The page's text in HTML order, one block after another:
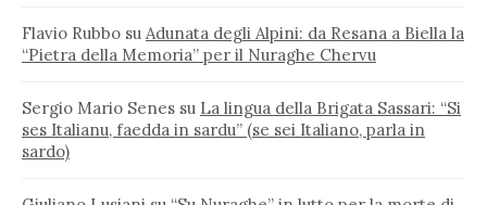
Flavio Rubbo su Adunata degli Alpini: da Resana a Biella la
“Pietra della Memoria” per il Nuraghe Chervu
Sergio Mario Senes su La lingua della Brigata Sassari: “Si
ses Italianu, faedda in sardu” (se sei Italiano, parla in
sardo)